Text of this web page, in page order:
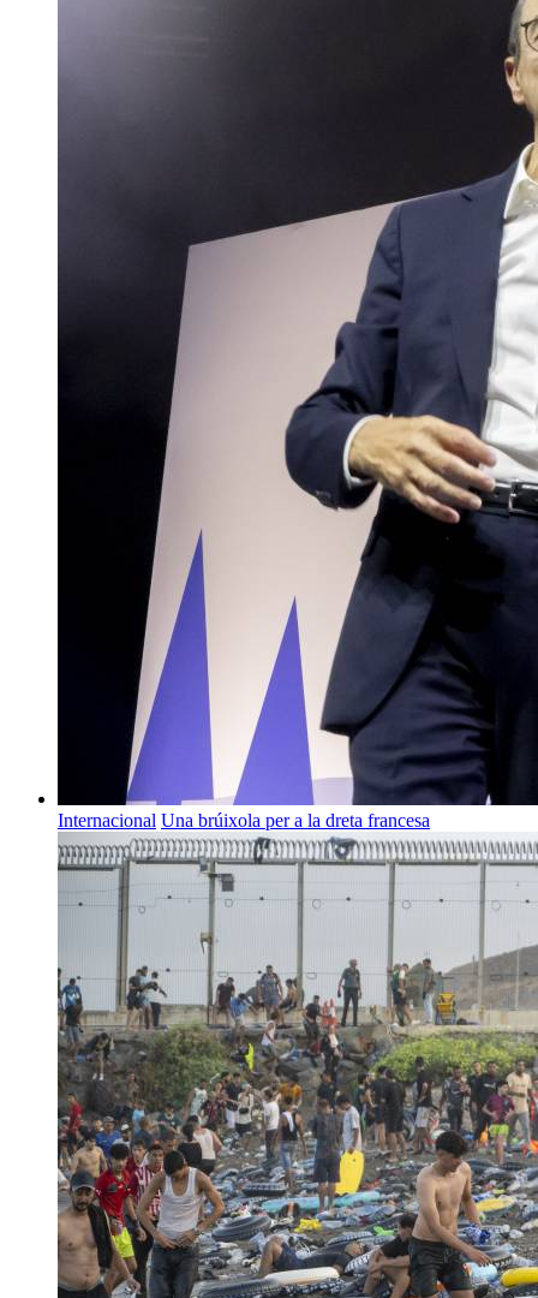
Internacional Una brúixola per a la dreta francesa